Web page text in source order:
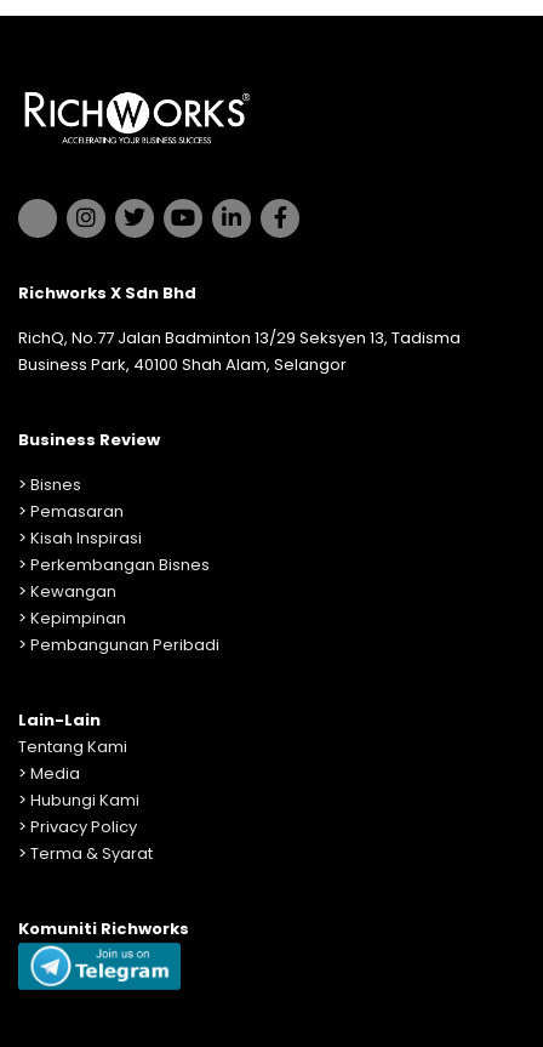
Richworks X Sdn Bhd
RichQ, No.77 Jalan Badminton 13/29 Seksyen 13, Tadisma
Business Park, 40100 Shah Alam, Selangor
Business Review
> Bisnes
> Pemasaran
> Kisah Inspirasi
> Perkembangan Bisnes
> Kewangan
> Kepimpinan
> Pembangunan Peribadi
Lain-Lain
Tentang Kami
> Media
> Hubungi Kami
> Privacy Policy
> Terma & Syarat
Komuniti Richworks